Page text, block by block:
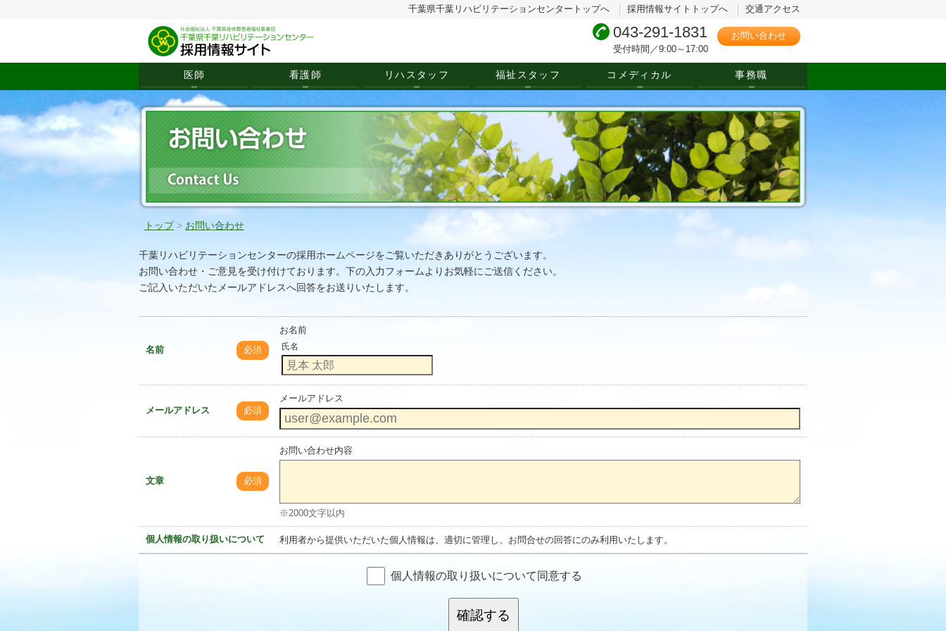
千葉県千葉リハビリテーションセンタートップへ 採用情報サイトトップへ 交通アクセス
043-291-1831
受付時間／9:00～17:00
お問い合わせ
医師 看護師 リハスタッフ 福祉スタッフ コメディカル 事務職
トップ > お問い合わせ
千葉リハビリテーションセンターの採用ホームページをご覧いただきありがとうございます。
お問い合わせ・ご意見を受け付けております。下の入力フォームよりお気軽にご送信ください。
ご記入いただいたメールアドレスへ回答をお送りいたします。
名前 必須
お名前
氏名
メールアドレス 必須
メールアドレス
文章 必須
お問い合わせ内容
※2000文字以内
個人情報の取り扱いについて 利用者から提供いただいた個人情報は、適切に管理し、お問合せの回答にのみ利用いたします。
個人情報の取り扱いについて同意する
確認する